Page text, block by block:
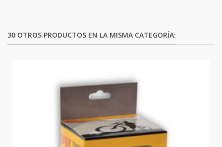
30 OTROS PRODUCTOS EN LA MISMA CATEGORÍA: